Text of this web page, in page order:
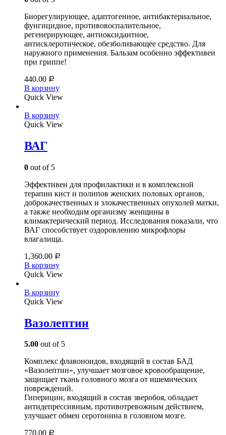
Биорегулирующее, адаптогенное, антибактериальное,
фунгицидное, противовоспалительное,
регенерирующее, антиоксидантное,
антисклеротическое, обезболивающее средство. Для
наружного применения. Бальзам особенно эффективен
при гриппе!
440.00 Р
В корзину
Quick View
В корзину
Quick View
ВАГ
0 out of 5
Эффективен для профилактики и в комплексной
терапии кист и полипов женских половых органов,
доброкачественных и злокачественных опухолей матки,
а также необходим организму женщины в
климактерический период. Исследования показали, что
ВАГ способствует оздоровлению микрофлоры
влагалища.
1,360.00 Р
В корзину
Quick View
В корзину
Quick View
Вазолептин
5.00 out of 5
Комплекс флавоноидов, входящий в состав БАД
«Вазолептин», улучшает мозговое кровообращение,
защищает ткань головного мозга от ишемических
повреждений.
Гиперицин, входящий в состав зверобоя, обладает
антидепрессивным, противотревожным действием,
улучшает обмен серотонина в головном мозге.
770.00 Р